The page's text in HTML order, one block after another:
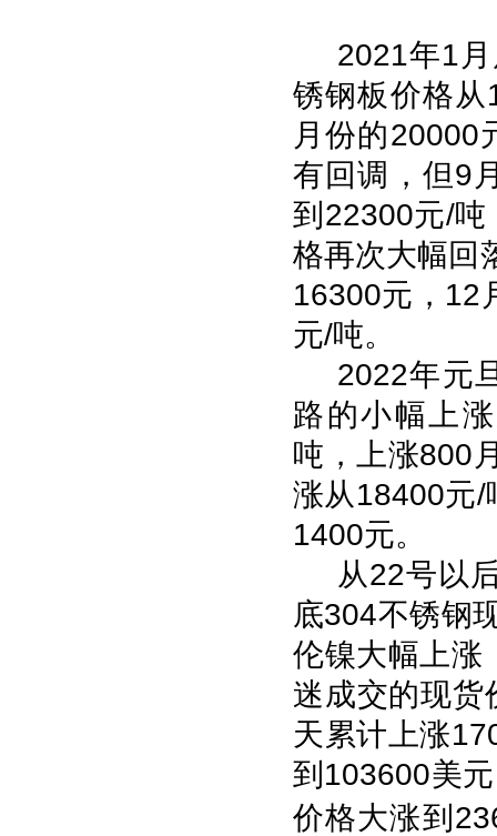
2021年1
锈钢板价格
月份的20000
有回调，但9
到22300元/吨
格再次大幅回
16300元，12
元/吨。
2022年元
路的小幅上
吨，上涨800
涨从18400元/
1400元。
从22号以
底304不锈钢
伦镍大幅上涨
迷成交的现货
天累计上涨
到103600美
价格大涨到